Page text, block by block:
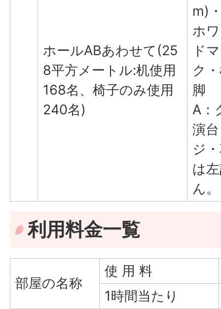
ホールABあわせて(25
8平方メートル:机使用
168名、椅子のみ使用
240名)
m)
ホ
ド
ク
脚
A：
演
ジ
は
ん
利用料金一覧
部屋の名称
使 用 料
1時間当たり